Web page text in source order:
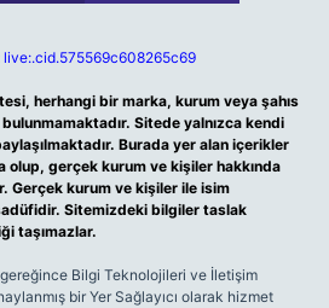
live:.cid.575569c608265c69
herhangi bir marka, kurum veya şahıs
Sitede yalnızca kendi
Burada yer alan içerikler
olup, gerçek kurum ve kişiler hakkında
Gerçek kurum ve kişiler ile isim
Sitemizdeki bilgiler taslak
taşımazlar.
gereğince Bilgi Teknolojileri ve İletişim
bir Yer Sağlayıcı olarak hizmet